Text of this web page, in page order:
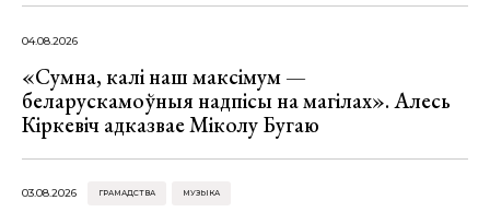
04.08.2026
«Сумна, калі наш максімум —
беларускамоўныя надпісы на магілах». Алесь
Кіркевіч адказвае Міколу Бугаю
03.08.2026 ГРАМАДСТВА МУЗЫКА